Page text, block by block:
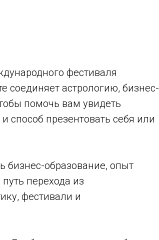
фестиваля
соединяет астрологию, бизнес-
помочь вам увидеть
способ презентовать себя или
бизнес-образование, опыт
перехода из
фестивали и